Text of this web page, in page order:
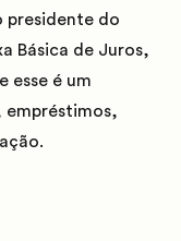
presidente do
Básica de Juros,
esse é um
empréstimos,